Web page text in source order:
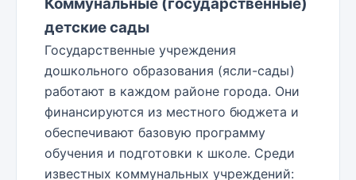
Коммунальные (государственные)
детские сады
Государственные учреждения
дошкольного образования (ясли-сады)
работают в каждом районе города. Они
финансируются из местного бюджета и
обеспечивают базовую программу
обучения и подготовки к школе. Среди
известных коммунальных учреждений: